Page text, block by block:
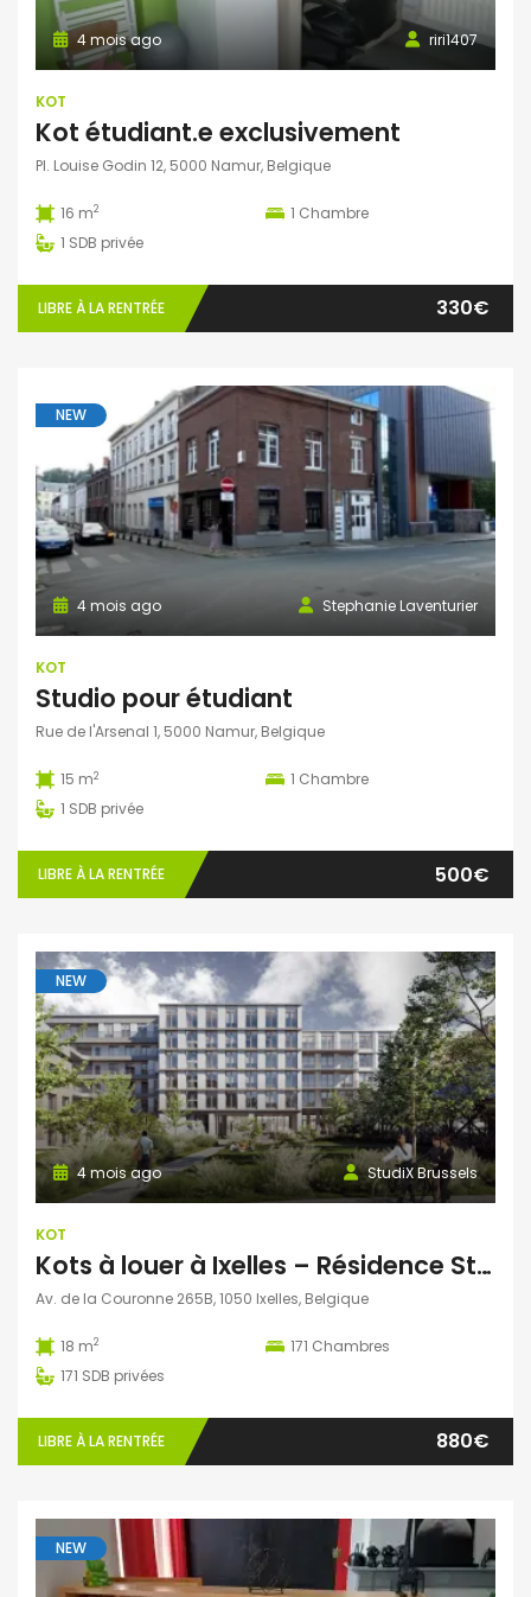
riri1407
4 mois ago
KOT
Kot étudiant.e exclusivement
Pl. Louise Godin 12, 5000 Namur, Belgique
16 m2 1 Chambre
1 SDB privée
LIBRE À LA RENTRÉE 330€
NEW
Stephanie Laventurier
4 mois ago
KOT
Studio pour étudiant
Rue de l'Arsenal 1, 5000 Namur, Belgique
15 m2 1 Chambre
1 SDB privée
LIBRE À LA RENTRÉE 500€
NEW
StudiX Brussels
4 mois ago
KOT
Kots à louer à Ixelles – Résidence StudiX
Av. de la Couronne 265B, 1050 Ixelles, Belgique
18 m2 171 Chambres
171 SDB privées
LIBRE À LA RENTRÉE 880€
NEW